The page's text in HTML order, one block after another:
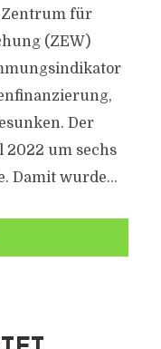
Zentrum für
(ZEW)
Der
um sechs
Damit wurde...